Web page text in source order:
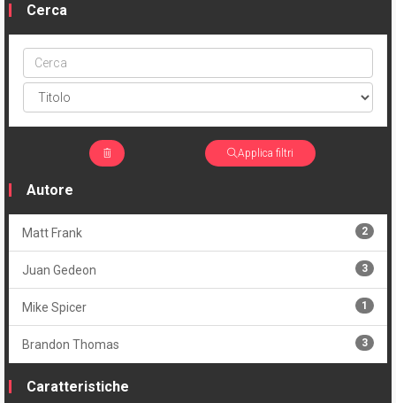
Cerca
Cerca
ptype
Applica filtri
Autore
Matt Frank 2
Juan Gedeon 3
Mike Spicer 1
Brandon Thomas 3
Caratteristiche